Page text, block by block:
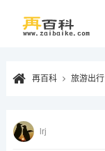
再百科 旅游出行
lrj